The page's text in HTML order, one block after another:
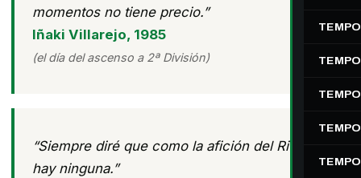
momentos no tiene precio.”
Iñaki Villarejo, 1985
(el día del ascenso a 2ª División)
“Siempre diré que como la afición del River no
hay ninguna.”